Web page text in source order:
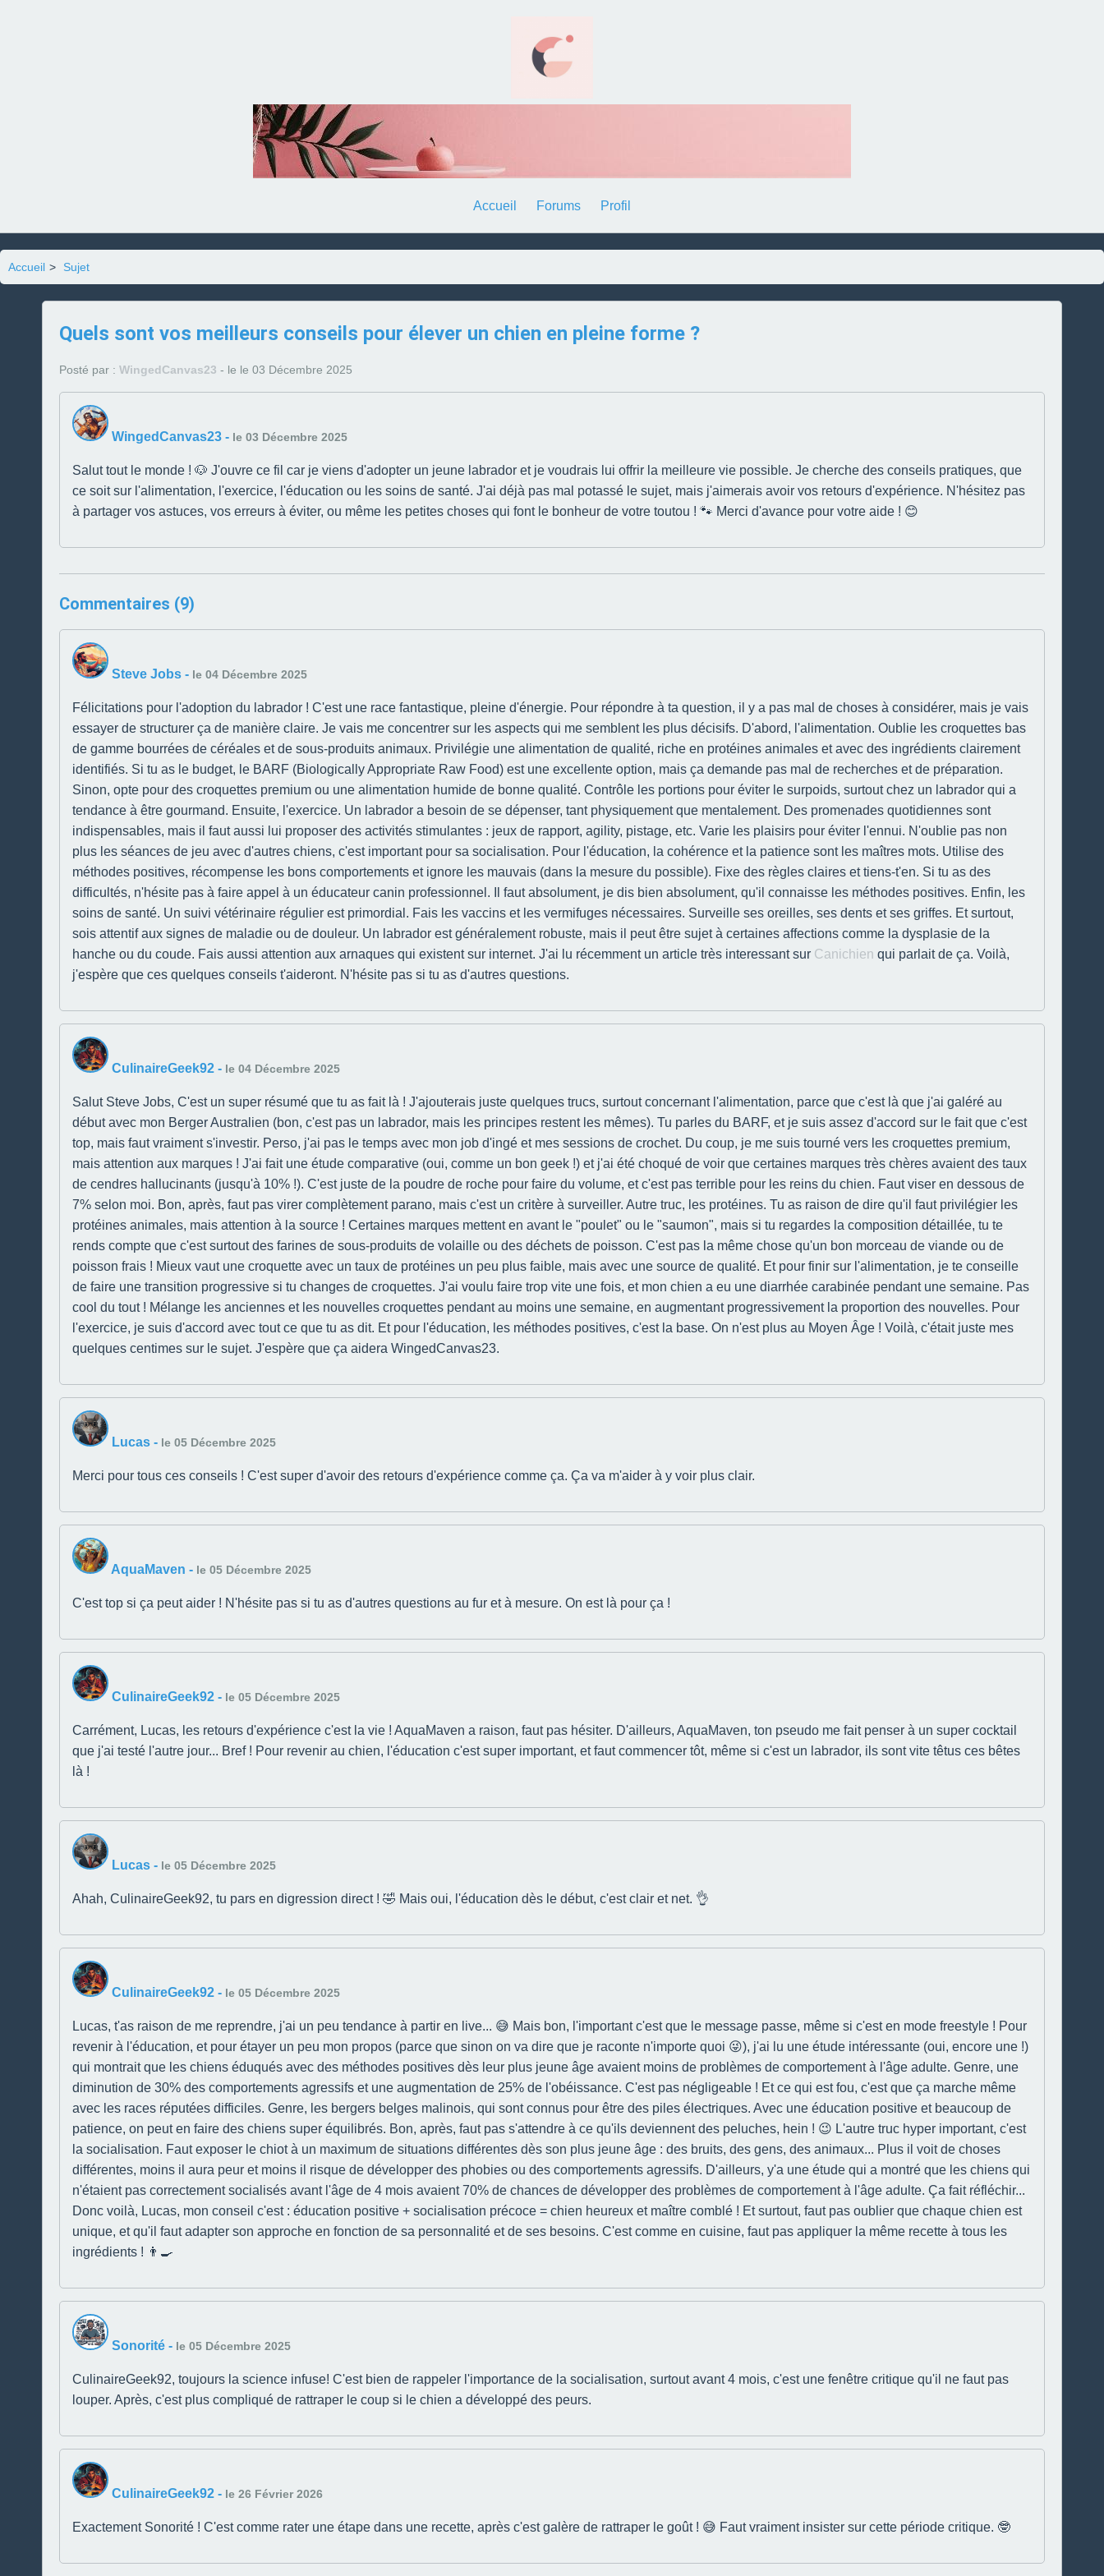
Accueil Forums Profil
Accueil > Sujet
Quels sont vos meilleurs conseils pour élever un chien en pleine forme ?
Posté par : WingedCanvas23 - le le 03 Décembre 2025
WingedCanvas23 - le 03 Décembre 2025
Salut tout le monde ! 🐶 J'ouvre ce fil car je viens d'adopter un jeune labrador et je voudrais lui offrir la meilleure vie possible. Je cherche des conseils pratiques, que
ce soit sur l'alimentation, l'exercice, l'éducation ou les soins de santé. J'ai déjà pas mal potassé le sujet, mais j'aimerais avoir vos retours d'expérience. N'hésitez pas
à partager vos astuces, vos erreurs à éviter, ou même les petites choses qui font le bonheur de votre toutou ! 🐾 Merci d'avance pour votre aide ! 😊
Commentaires (9)
Steve Jobs - le 04 Décembre 2025
Félicitations pour l'adoption du labrador ! C'est une race fantastique, pleine d'énergie. Pour répondre à ta question, il y a pas mal de choses à considérer, mais je vais
essayer de structurer ça de manière claire. Je vais me concentrer sur les aspects qui me semblent les plus décisifs. D'abord, l'alimentation. Oublie les croquettes bas
de gamme bourrées de céréales et de sous-produits animaux. Privilégie une alimentation de qualité, riche en protéines animales et avec des ingrédients clairement
identifiés. Si tu as le budget, le BARF (Biologically Appropriate Raw Food) est une excellente option, mais ça demande pas mal de recherches et de préparation.
Sinon, opte pour des croquettes premium ou une alimentation humide de bonne qualité. Contrôle les portions pour éviter le surpoids, surtout chez un labrador qui a
tendance à être gourmand. Ensuite, l'exercice. Un labrador a besoin de se dépenser, tant physiquement que mentalement. Des promenades quotidiennes sont
indispensables, mais il faut aussi lui proposer des activités stimulantes : jeux de rapport, agility, pistage, etc. Varie les plaisirs pour éviter l'ennui. N'oublie pas non
plus les séances de jeu avec d'autres chiens, c'est important pour sa socialisation. Pour l'éducation, la cohérence et la patience sont les maîtres mots. Utilise des
méthodes positives, récompense les bons comportements et ignore les mauvais (dans la mesure du possible). Fixe des règles claires et tiens-t'en. Si tu as des
difficultés, n'hésite pas à faire appel à un éducateur canin professionnel. Il faut absolument, je dis bien absolument, qu'il connaisse les méthodes positives. Enfin, les
soins de santé. Un suivi vétérinaire régulier est primordial. Fais les vaccins et les vermifuges nécessaires. Surveille ses oreilles, ses dents et ses griffes. Et surtout,
sois attentif aux signes de maladie ou de douleur. Un labrador est généralement robuste, mais il peut être sujet à certaines affections comme la dysplasie de la
hanche ou du coude. Fais aussi attention aux arnaques qui existent sur internet. J'ai lu récemment un article très interessant sur Canichien qui parlait de ça. Voilà,
j'espère que ces quelques conseils t'aideront. N'hésite pas si tu as d'autres questions.
CulinaireGeek92 - le 04 Décembre 2025
Salut Steve Jobs, C'est un super résumé que tu as fait là ! J'ajouterais juste quelques trucs, surtout concernant l'alimentation, parce que c'est là que j'ai galéré au
début avec mon Berger Australien (bon, c'est pas un labrador, mais les principes restent les mêmes). Tu parles du BARF, et je suis assez d'accord sur le fait que c'est
top, mais faut vraiment s'investir. Perso, j'ai pas le temps avec mon job d'ingé et mes sessions de crochet. Du coup, je me suis tourné vers les croquettes premium,
mais attention aux marques ! J'ai fait une étude comparative (oui, comme un bon geek !) et j'ai été choqué de voir que certaines marques très chères avaient des taux
de cendres hallucinants (jusqu'à 10% !). C'est juste de la poudre de roche pour faire du volume, et c'est pas terrible pour les reins du chien. Faut viser en dessous de
7% selon moi. Bon, après, faut pas virer complètement parano, mais c'est un critère à surveiller. Autre truc, les protéines. Tu as raison de dire qu'il faut privilégier les
protéines animales, mais attention à la source ! Certaines marques mettent en avant le "poulet" ou le "saumon", mais si tu regardes la composition détaillée, tu te
rends compte que c'est surtout des farines de sous-produits de volaille ou des déchets de poisson. C'est pas la même chose qu'un bon morceau de viande ou de
poisson frais ! Mieux vaut une croquette avec un taux de protéines un peu plus faible, mais avec une source de qualité. Et pour finir sur l'alimentation, je te conseille
de faire une transition progressive si tu changes de croquettes. J'ai voulu faire trop vite une fois, et mon chien a eu une diarrhée carabinée pendant une semaine. Pas
cool du tout ! Mélange les anciennes et les nouvelles croquettes pendant au moins une semaine, en augmentant progressivement la proportion des nouvelles. Pour
l'exercice, je suis d'accord avec tout ce que tu as dit. Et pour l'éducation, les méthodes positives, c'est la base. On n'est plus au Moyen Âge ! Voilà, c'était juste mes
quelques centimes sur le sujet. J'espère que ça aidera WingedCanvas23.
Lucas - le 05 Décembre 2025
Merci pour tous ces conseils ! C'est super d'avoir des retours d'expérience comme ça. Ça va m'aider à y voir plus clair.
AquaMaven - le 05 Décembre 2025
C'est top si ça peut aider ! N'hésite pas si tu as d'autres questions au fur et à mesure. On est là pour ça !
CulinaireGeek92 - le 05 Décembre 2025
Carrément, Lucas, les retours d'expérience c'est la vie ! AquaMaven a raison, faut pas hésiter. D'ailleurs, AquaMaven, ton pseudo me fait penser à un super cocktail
que j'ai testé l'autre jour... Bref ! Pour revenir au chien, l'éducation c'est super important, et faut commencer tôt, même si c'est un labrador, ils sont vite têtus ces bêtes
là !
Lucas - le 05 Décembre 2025
Ahah, CulinaireGeek92, tu pars en digression direct ! 🤣 Mais oui, l'éducation dès le début, c'est clair et net. 👌
CulinaireGeek92 - le 05 Décembre 2025
Lucas, t'as raison de me reprendre, j'ai un peu tendance à partir en live... 😅 Mais bon, l'important c'est que le message passe, même si c'est en mode freestyle ! Pour
revenir à l'éducation, et pour étayer un peu mon propos (parce que sinon on va dire que je raconte n'importe quoi 😜), j'ai lu une étude intéressante (oui, encore une !)
qui montrait que les chiens éduqués avec des méthodes positives dès leur plus jeune âge avaient moins de problèmes de comportement à l'âge adulte. Genre, une
diminution de 30% des comportements agressifs et une augmentation de 25% de l'obéissance. C'est pas négligeable ! Et ce qui est fou, c'est que ça marche même
avec les races réputées difficiles. Genre, les bergers belges malinois, qui sont connus pour être des piles électriques. Avec une éducation positive et beaucoup de
patience, on peut en faire des chiens super équilibrés. Bon, après, faut pas s'attendre à ce qu'ils deviennent des peluches, hein ! 😉 L'autre truc hyper important, c'est
la socialisation. Faut exposer le chiot à un maximum de situations différentes dès son plus jeune âge : des bruits, des gens, des animaux... Plus il voit de choses
différentes, moins il aura peur et moins il risque de développer des phobies ou des comportements agressifs. D'ailleurs, y'a une étude qui a montré que les chiens qui
n'étaient pas correctement socialisés avant l'âge de 4 mois avaient 70% de chances de développer des problèmes de comportement à l'âge adulte. Ça fait réfléchir...
Donc voilà, Lucas, mon conseil c'est : éducation positive + socialisation précoce = chien heureux et maître comblé ! Et surtout, faut pas oublier que chaque chien est
unique, et qu'il faut adapter son approche en fonction de sa personnalité et de ses besoins. C'est comme en cuisine, faut pas appliquer la même recette à tous les
ingrédients ! 👨‍🍳
Sonorité - le 05 Décembre 2025
CulinaireGeek92, toujours la science infuse! C'est bien de rappeler l'importance de la socialisation, surtout avant 4 mois, c'est une fenêtre critique qu'il ne faut pas
louper. Après, c'est plus compliqué de rattraper le coup si le chien a développé des peurs.
CulinaireGeek92 - le 26 Février 2026
Exactement Sonorité ! C'est comme rater une étape dans une recette, après c'est galère de rattraper le goût ! 😅 Faut vraiment insister sur cette période critique. 🤓